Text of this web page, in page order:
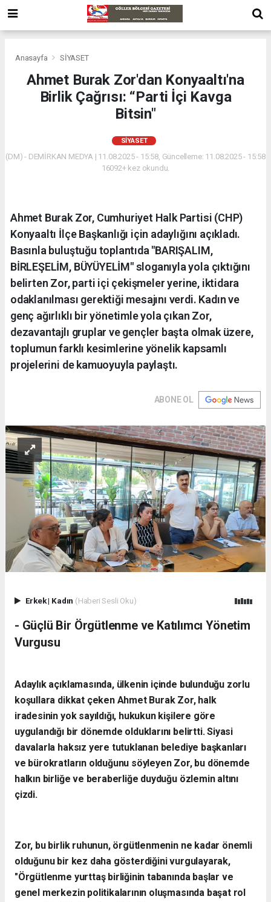
Anasayfa SİYASET
Ahmet Burak Zor'dan Konyaaltı'na
Birlik Çağrısı: “Parti İçi Kavga
Bitsin"
SİYASET
(DM) - DEMİRKAN MEDYA | 11.08.2025 - 15:58, Güncelleme: 11.08.2025 - 15:58
16092+ kez okundu.
Ahmet Burak Zor, Cumhuriyet Halk Partisi (CHP)
Konyaaltı İlçe Başkanlığı için adaylığını açıkladı.
Basınla buluştuğu toplantıda "BARIŞALIM,
BİRLEŞELİM, BÜYÜYELİM" sloganıyla yola çıktığını
belirten Zor, parti içi çekişmeler yerine, iktidara
odaklanılması gerektiği mesajını verdi. Kadın ve
genç ağırlıklı bir yönetimle yola çıkan Zor,
dezavantajlı gruplar ve gençler başta olmak üzere,
toplumun farklı kesimlerine yönelik kapsamlı
projelerini de kamuoyuyla paylaştı.
ABONE OL
Erkek| Kadın (Haberi Sesli Oku)
- Güçlü Bir Örgütlenme ve Katılımcı Yönetim
Vurgusu
Adaylık açıklamasında, ülkenin içinde bulunduğu zorlu
koşullara dikkat çeken Ahmet Burak Zor, halk
iradesinin yok sayıldığı, hukukun kişilere göre
uygulandığı bir dönemde olduklarını belirtti. Siyasi
davalarla haksız yere tutuklanan belediye başkanları
ve bürokratların olduğunu söyleyen Zor, bu dönemde
halkın birliğe ve beraberliğe duyduğu özlemin altını
çizdi.
Zor, bu birlik ruhunun, örgütlenmenin ne kadar önemli
olduğunu bir kez daha gösterdiğini vurgulayarak,
"Örgütlenme yurttaş birliğinin tabanında başlar ve
genel merkezin politikalarının oluşmasında başat rol